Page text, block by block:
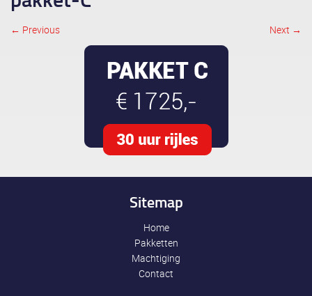
Image navigation
← Previous Next →
Sitemap
Home
Pakketten
Machtiging
Contact